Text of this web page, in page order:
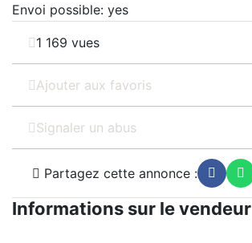
Envoi possible: yes
1 169 vues
Ajouter aux favoris
Signaler un abus
Partagez cette annonce :
Informations sur le vendeur